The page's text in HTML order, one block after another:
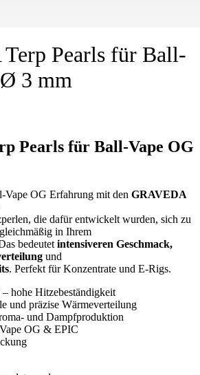
Pearls für Ball-
3 mm
Pearls für Ball-Vape OG
Vape OG Erfahrung mit den GRAVEDA
die dafür entwickelt wurden, sich zu
in Ihrem
bedeutet intensiveren Geschmack,
und
. Perfekt für Konzentrate und E-Rigs.
hohe Hitzebeständigkeit
und präzise Wärmeverteilung
und Dampfproduktion
OG & EPIC